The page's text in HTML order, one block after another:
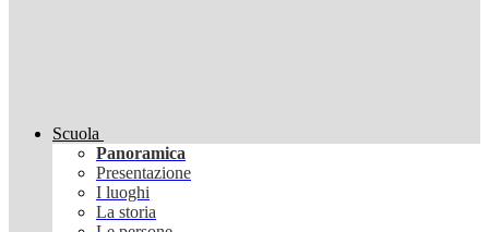
Scuola
Panoramica
Presentazione
I luoghi
La storia